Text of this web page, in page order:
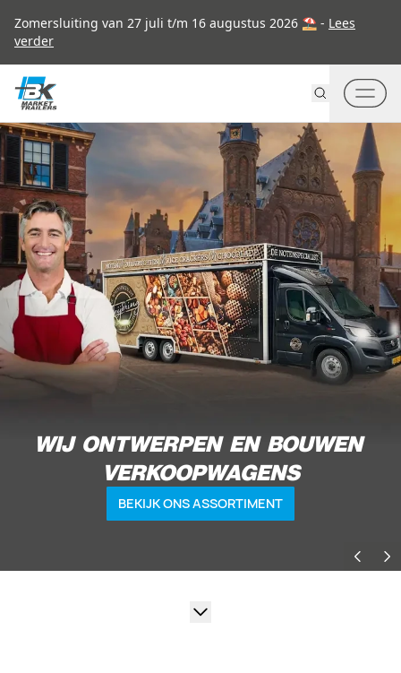
Zomersluiting van 27 juli t/m 16 augustus 2026 ⛱ - Lees
verder
FLEX-LINE VERKOOPWAGENS
BEKIJK NU